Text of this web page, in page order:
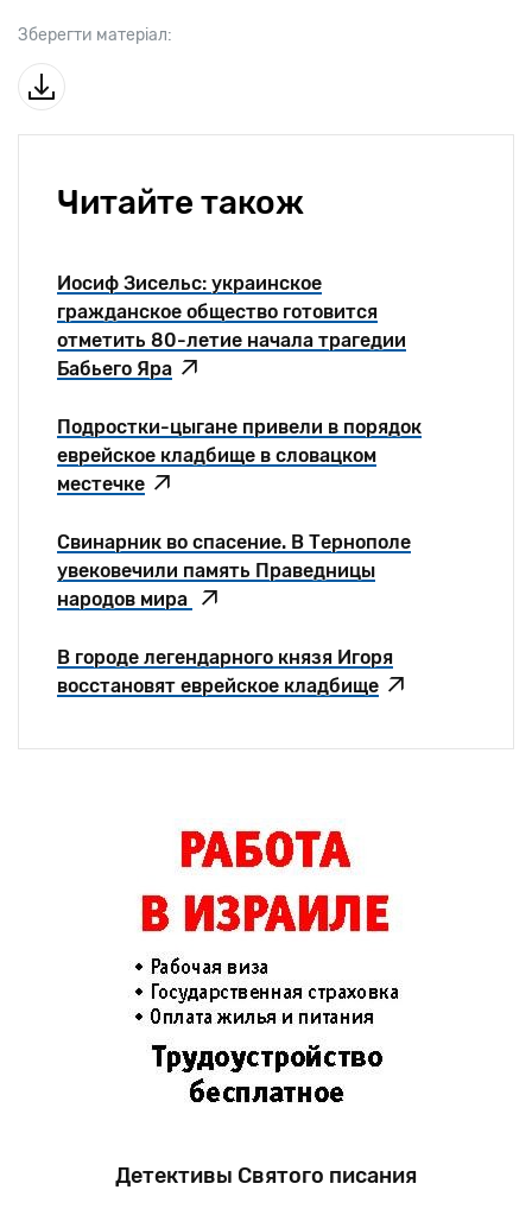
Зберегти матеріал:
Читайте також
Иосиф Зисельс: украинское
гражданское общество готовится
отметить 80-летие начала трагедии
Бабьего Яра
Подростки-цыгане привели в порядок
еврейское кладбище в словацком
местечке
Свинарник во спасение. В Тернополе
увековечили память Праведницы
народов мира
В городе легендарного князя Игоря
восстановят еврейское кладбище
Детективы Святого писания